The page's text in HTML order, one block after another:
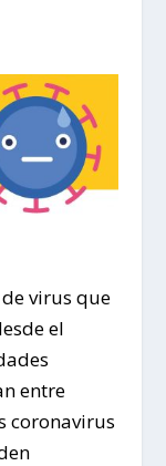
virus que
el
entre
coronavirus